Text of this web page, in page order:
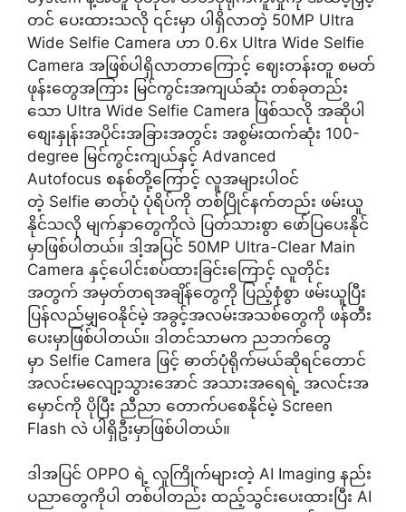
တင် ပေးထားသလို ၎င်းမှာ ပါရှိလာတဲ့ 50MP Ultra
Wide Selfie Camera ဟာ 0.6x Ultra Wide Selfie
Camera အဖြစ်ပါရှိလာတာကြောင့် ဈေးတန်းတူ စမတ်
ဖုန်းတွေအကြား မြင်ကွင်းအကျယ်ဆုံး တစ်ခုတည်း
သော Ultra Wide Selfie Camera ဖြစ်သလို အဆိုပါ
စျေးနှုန်းအပိုင်းအခြားအတွင်း အစွမ်းထက်ဆုံး 100-
degree မြင်ကွင်းကျယ်နှင့် Advanced
Autofocus စနစ်တို့ကြောင့် လူအများပါဝင်
တဲ့ Selfie ဓာတ်ပုံ ပုံရိပ်ကို တစ်ပြိုင်နက်တည်း ဖမ်းယူ
နိုင်သလို မျက်နှာတွေကိုလဲ ပြတ်သားစွာ ဖော်ပြပေးနိုင်
မှာဖြစ်ပါတယ်။ ဒါ့အပြင် 50MP Ultra-Clear Main
Camera နှင့်ပေါင်းစပ်ထားခြင်းကြောင့် လူတိုင်း
အတွက် အမှတ်တရအချိန်တွေကို ပြည့်စုံစွာ ဖမ်းယူပြီး
ပြန်လည်မျှဝေနိုင်မဲ့ အခွင့်အလမ်းအသစ်တွေကို ဖန်တီး
ပေးမှာဖြစ်ပါတယ်။ ဒါတင်သာမက ညဘက်တွေ
မှာ Selfie Camera ဖြင့် ဓာတ်ပုံရိုက်မယ်ဆိုရင်တောင်
အလင်းမလျော့သွားအောင် အသားအရေရဲ့ အလင်းအ
မှောင်ကို ပိုပြီး ညီညာ တောက်ပစေနိုင်မဲ့ Screen
Flash လဲ ပါရှိဦးမှာဖြစ်ပါတယ်။
ဒါအပြင် OPPO ရဲ့ လူကြိုက်များတဲ့ AI Imaging နည်း
ပညာတွေကိုပါ တစ်ပါတည်း ထည့်သွင်းပေးထားပြီး AI